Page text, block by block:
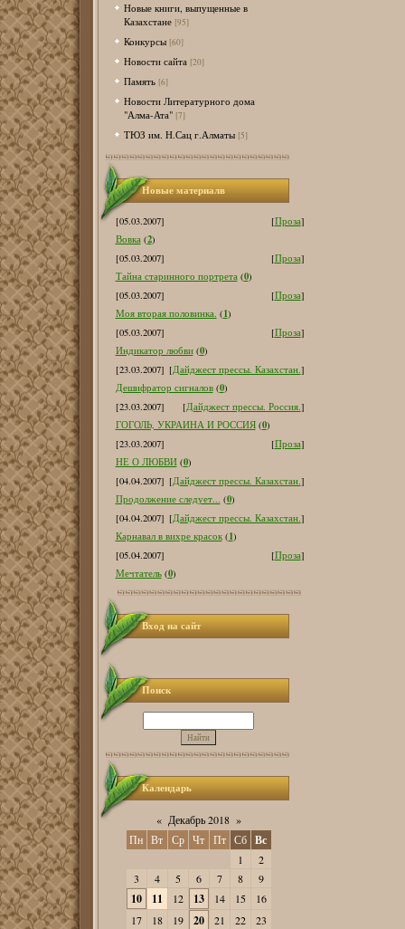
Новые книги, выпущенные в
Казахстане [95]
Конкурсы [60]
Новости сайта [20]
Память [6]
Новости Литературного дома
"Алма-Ата" [7]
ТЮЗ им. Н.Сац г.Алматы [5]
Новые материалв
[05.03.2007] [Проза]
Вовка (2)
[05.03.2007]
[Проза]
Тайна старинного портрета (0)
[05.03.2007]
[Проза]
Моя вторая половинка. (1)
[05.03.2007]
[Проза]
Индикатор любви (0)
[23.03.2007] [Дайджест прессы. Казахстан.]
Дешифратор сигналов (0)
[23.03.2007]
[Дайджест прессы. Россия.]
ГОГОЛЬ, УКРАИНА И РОССИЯ (0)
[23.03.2007]
[Проза]
НЕ О ЛЮБВИ (0)
[04.04.2007] [Дайджест прессы. Казахстан.]
Продолжение следует... (0)
[04.04.2007] [Дайджест прессы. Казахстан.]
Карнавал в вихре красок (1)
[05.04.2007]
[Проза]
Мечтатель (0)
Вход на сайт
Поиск
Календарь
« Декабрь 2018 »
Пн Вт Ср Чт Пт Сб Вс
1
2
3
4 5 6 7 8 9
10 11 12 13 14 15
16
17
18 19 20 21 22
23